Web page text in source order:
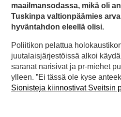
maailmansodassa, mikä oli
Tuskinpa valtionpäämies
hyväntahdon eleellä olisi.
Poliitikon pelattua
juutalaisjärjestöissä alkoi
saranat narisivat ja pr-miehet
ylleen. ”Ei tässä ole kyse
Sionisteja kiinnostivat Sveitsin